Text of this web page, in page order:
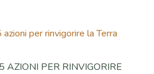
AZIONI PER RINVIGORIRE